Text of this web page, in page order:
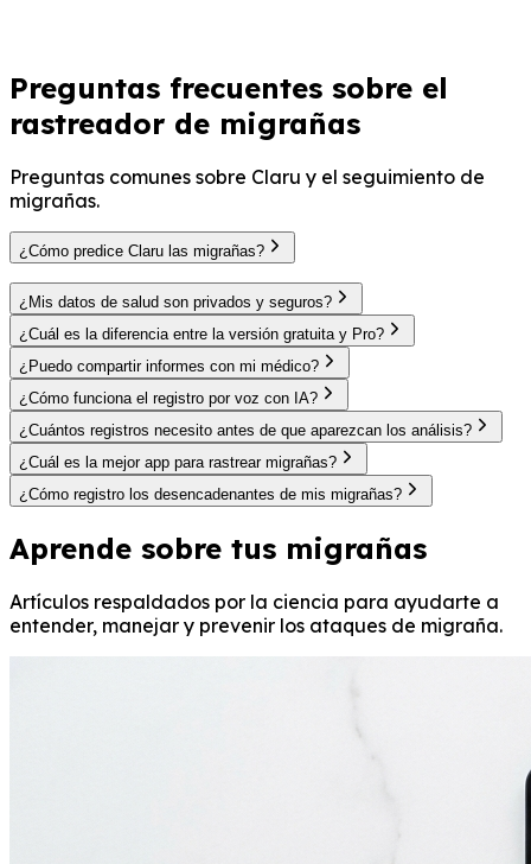
Preguntas frecuentes sobre el
rastreador de migrañas
Preguntas comunes sobre Claru y el seguimiento de
migrañas.
¿Cómo predice Claru las migrañas?
¿Mis datos de salud son privados y seguros?
¿Cuál es la diferencia entre la versión gratuita y Pro?
¿Puedo compartir informes con mi médico?
¿Cómo funciona el registro por voz con IA?
¿Cuántos registros necesito antes de que aparezcan los análisis?
¿Cuál es la mejor app para rastrear migrañas?
¿Cómo registro los desencadenantes de mis migrañas?
Aprende sobre tus migrañas
Artículos respaldados por la ciencia para ayudarte a
entender, manejar y prevenir los ataques de migraña.